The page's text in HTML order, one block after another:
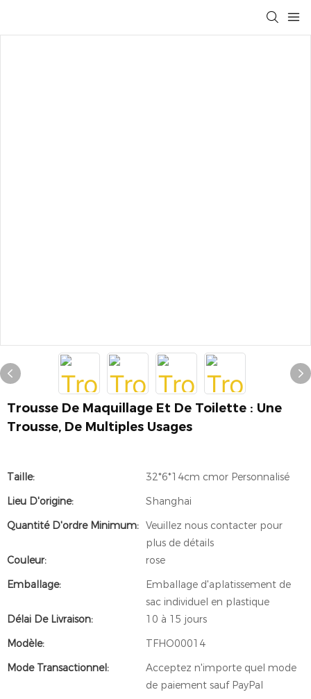
Trousse De Maquillage Et De Toilette : Une
Trousse, De Multiples Usages
Taille:
32*6*14cm cmor Personnalisé
Lieu D'origine:
Shanghai
Quantité D'ordre Minimum: Veuillez nous contacter pour
plus de détails
Couleur:
rose
Emballage:
Emballage d'aplatissement de
sac individuel en plastique
Délai De Livraison:
10 à 15 jours
Modèle:
TFHO00014
Mode Transactionnel:
Acceptez n'importe quel mode
de paiement sauf PayPal